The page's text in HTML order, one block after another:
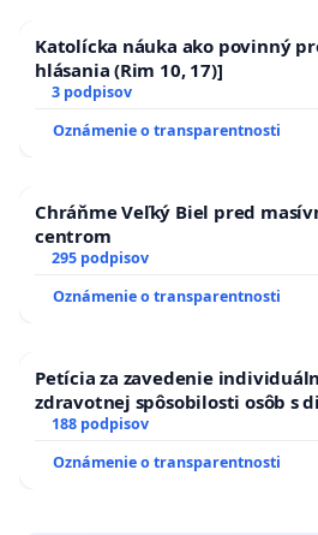
Katolícka náuka ako povinný
hlásania (Rim 10, 17)]
3 podpisov
Oznámenie o transparentnosti
Chráňme Veľký Biel pred
centrom
295 podpisov
Oznámenie o transparentnosti
Petícia za zavedenie
zdravotnej spôsobilosti osôb s
pri prijímaní do Policajného
188 podpisov
Oznámenie o transparentnosti